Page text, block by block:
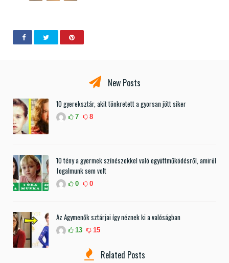
New Posts
10 gyereksztár, akit tönkretett a gyorsan jött siker
7 8
10 tény a gyermek színészekkel való együttműködésről, amiről
fogalmunk sem volt
0 0
Az Agymenők sztárjai így néznek ki a valóságban
13 15
Related Posts